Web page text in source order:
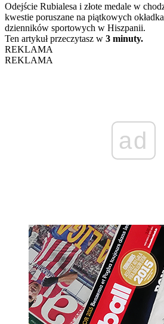
Odejście Rubialesa i złote medale w
kwestie poruszane na piątkowych
dzienników sportowych w Hiszpanii.
Ten artykuł przeczytasz w 3 minuty.
REKLAMA
REKLAMA
ad